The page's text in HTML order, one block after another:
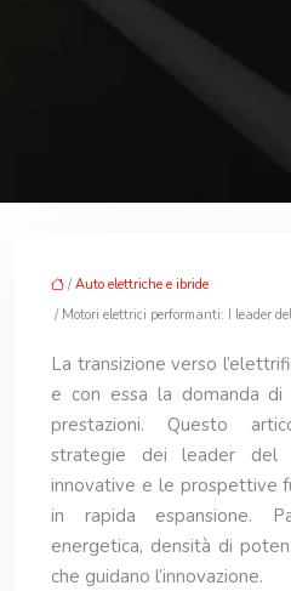
/ Auto elettriche e ibride
/ Motori elettrici performanti: I leader
La transizione verso
e con essa la domanda
prestazioni. Questo
strategie dei leader del
innovative e le prospettive
in rapida espansione.
energetica, densità di
che guidano l’innovazione.